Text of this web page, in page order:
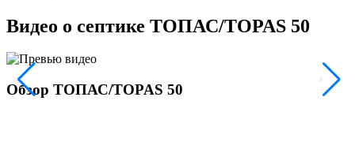
Видео о септике ТОПАС/TOPAS 50
Обзор ТОПАС/TOPAS 50